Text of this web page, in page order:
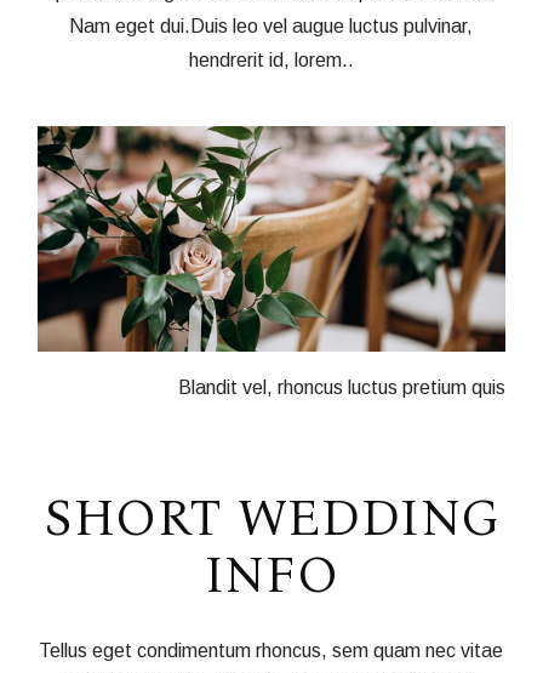
Nam eget dui.Duis leo vel augue luctus pulvinar,
hendrerit id, lorem..
Blandit vel, rhoncus luctus pretium quis
SHORT WEDDING
INFO
Tellus eget condimentum rhoncus, sem quam nec vitae